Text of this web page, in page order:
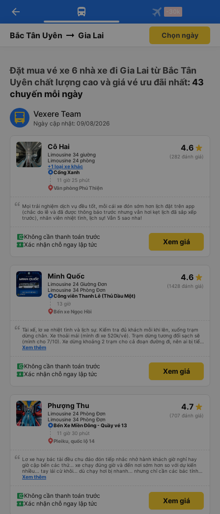
Tải app Vexere ngay!
Nhận ưu đãi thành viên độc
Mở app
Tải app Vexere
-30k/ghế khi đặt vé máy bay qua
Mở app
arrow_back -30k
Bắc Tân Uyên Gia Lai Chọn ngày
Đặt mua vé xe 6 nhà xe đi Gia Lai từ Bắc Tân
Uyên chất lượng cao và giá vé ưu đãi nhất: 43
chuyến mỗi ngày
Vexere Team
Ngày cập nhật: 09/08/2026
Cô Hai
Limousine 34 giường
Limousine 24 phòng
+1 loại xe khác
4.6
(282 đánh giá)
Cổng Xanh
11 giờ 25 phút
Văn phòng Phú Thiện
Mọi trải nghiệm dịch vụ đều tốt, mỗi cái xe đón sớm hơn lịch đặt trên app
(chắc do lễ và đã được thông báo trước nhưng vẫn hơi kẹt lịch đã sắp xếp
trước), nhân viên nhiệt tình, lịch sự! Vẫn 5 sao nha!
Không cần thanh toán trước
Xác nhận chỗ ngay lập tức
Xem giá
Minh Quốc
Limousine 24 Giường Đơn
Limousine 34 Phòng Đơn
4.6
(1428 đánh giá)
Công viên Thanh Lễ (Thủ Dầu Một)
13 giờ
Bến xe Ngọc Hồi
Tài xế, lơ xe nhiệt tình và lịch sự. Kiểm tra đủ khách mỗi khi lên, xuống trạm
dừng chân. Xe thoải mái (mình đi xe 520k/vé). Trạm dừng tương đối sạch sẽ
(mình cho 7/10). Xe dừng khoảng 2 trạm cho cả đoạn đường đi, nên ai bị tiểu
nhiều thì trước khi khởi hành ráng đừng uống nhiều nước nha. Giờ khởi hành
Xem thêm
Không cần thanh toán trước
Xác nhận chỗ ngay lập tức
Xem giá
Phượng Thu
Limousine 24 Phòng Đơn
Limousine 34 Phòng Đơn
4.7
(707 đánh giá)
Bến Xe Miền Đông - Quầy vé 13
11 giờ 30 phút
Pleiku, quốc lộ 14
Lơ xe hay bác tài đều chu đáo đón tiếp nhắc nhở hành khách giờ nghỉ hay
giờ cập bến các thứ... xe chạy đúng giờ và đến nơi sớm hơn so với dự kiến
nhiều... tay lái cừ khôi... dù chạy hơi bị nhanh... nhưng chỉ cần các bác tỉnh
táo sức khoẻ đầy đủ và tay lái cứng cáp là được. Tiện nghi rất sạch sẽ và
máy chạy lâu. Thích hợp và tiện nghi cho ai có nhu cầu từ tphcm (bến xe
miền đông) lên Măng Đen chơi nhé!
Xem thêm
Không cần thanh toán trước
Xác nhận chỗ ngay lập tức
Xem giá